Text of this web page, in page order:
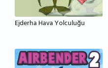
Ejderha Hava Yolculuğu